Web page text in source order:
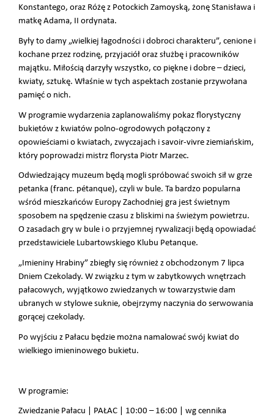
Konstantego, oraz Różę z Potockich Zamoyską, żonę Stanisława i
matkę Adama, II ordynata.
Były to damy „wielkiej łagodności i dobroci charakteru”, cenione i
kochane przez rodzinę, przyjaciół oraz służbę i pracowników
majątku. Miłością darzyły wszystko, co piękne i dobre – dzieci,
kwiaty, sztukę. Właśnie w tych aspektach zostanie przywołana
pamięć o nich.
W programie wydarzenia zaplanowaliśmy pokaz florystyczny
bukietów z kwiatów polno-ogrodowych połączony z
opowieściami o kwiatach, zwyczajach i savoir-vivre ziemiańskim,
który poprowadzi mistrz florysta Piotr Marzec.
Odwiedzający muzeum będą mogli spróbować swoich sił w grze
petanka (franc. pétanque), czyli w bule. Ta bardzo popularna
wśród mieszkańców Europy Zachodniej gra jest świetnym
sposobem na spędzenie czasu z bliskimi na świeżym powietrzu.
O zasadach gry w bule i o przyjemnej rywalizacji będą opowiadać
przedstawiciele Lubartowskiego Klubu Petanque.
„Imieniny Hrabiny” zbiegły się również z obchodzonym 7 lipca
Dniem Czekolady. W związku z tym w zabytkowych wnętrzach
pałacowych, wyjątkowo zwiedzanych w towarzystwie dam
ubranych w stylowe suknie, obejrzymy naczynia do serwowania
gorącej czekolady.
Po wyjściu z Pałacu będzie można namalować swój kwiat do
wielkiego imieninowego bukietu.
W programie:
Zwiedzanie Pałacu | PAŁAC | 10:00 – 16:00 | wg cennika